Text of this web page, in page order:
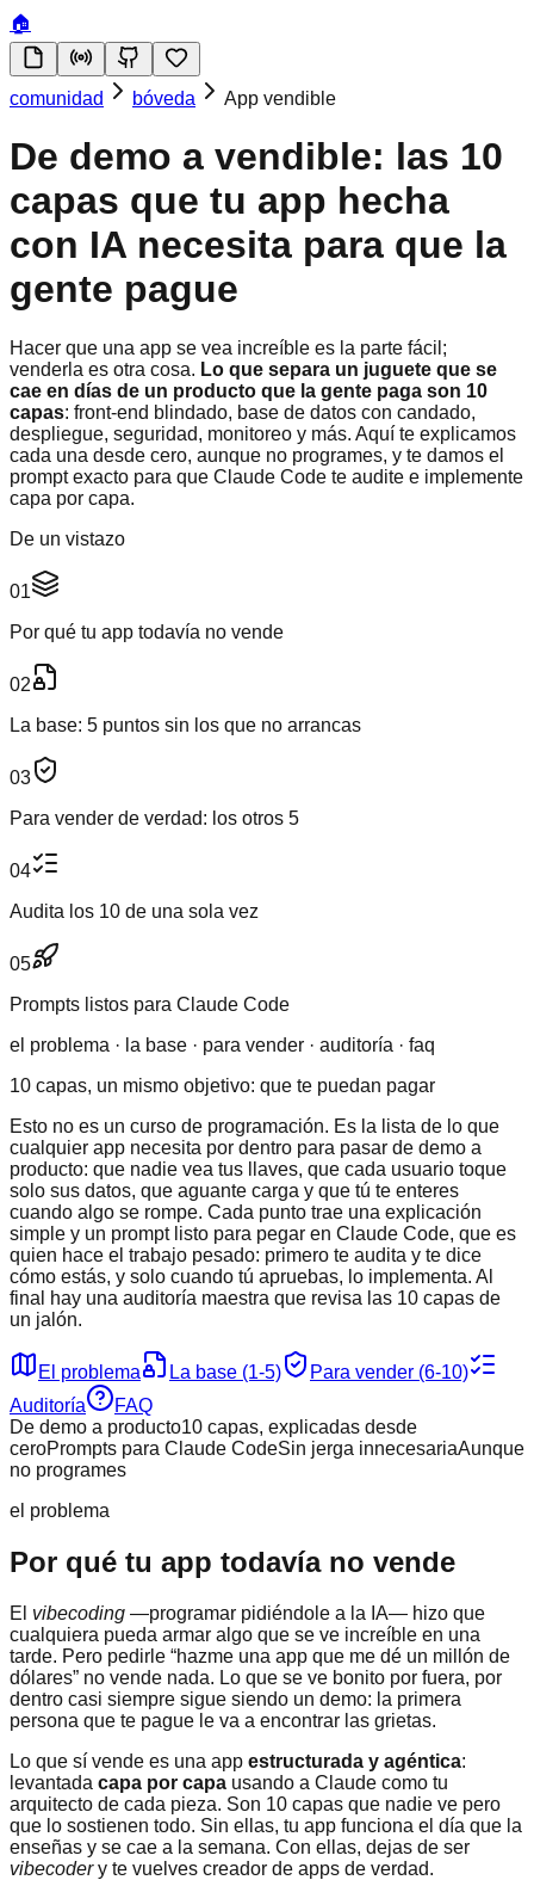
🏠
comunidad bóveda App vendible
De demo a vendible: las 10
capas que tu app hecha
con IA necesita para que la
gente pague
Hacer que una app se vea increíble es la parte fácil;
venderla es otra cosa. Lo que separa un juguete que se
cae en días de un producto que la gente paga son 10
capas: front-end blindado, base de datos con candado,
despliegue, seguridad, monitoreo y más. Aquí te explicamos
cada una desde cero, aunque no programes, y te damos el
prompt exacto para que Claude Code te audite e implemente
capa por capa.
De un vistazo
01
Por qué tu app todavía no vende
02
La base: 5 puntos sin los que no arrancas
03
Para vender de verdad: los otros 5
04
Audita los 10 de una sola vez
05
Prompts listos para Claude Code
el problema · la base · para vender · auditoría · faq
10 capas, un mismo objetivo: que te puedan pagar
Esto no es un curso de programación. Es la lista de lo que
cualquier app necesita por dentro para pasar de demo a
producto: que nadie vea tus llaves, que cada usuario toque
solo sus datos, que aguante carga y que tú te enteres
cuando algo se rompe. Cada punto trae una explicación
simple y un prompt listo para pegar en Claude Code, que es
quien hace el trabajo pesado: primero te audita y te dice
cómo estás, y solo cuando tú apruebas, lo implementa. Al
final hay una auditoría maestra que revisa las 10 capas de
un jalón.
El problema La base (1-5)
Para vender (6-10)
Auditoría
FAQ
De demo a producto10 capas, explicadas desde
ceroPrompts para Claude CodeSin jerga innecesariaAunque
no programes
el problema
Por qué tu app todavía no vende
El vibecoding —programar pidiéndole a la IA— hizo que
cualquiera pueda armar algo que se ve increíble en una
tarde. Pero pedirle “hazme una app que me dé un millón de
dólares” no vende nada. Lo que se ve bonito por fuera, por
dentro casi siempre sigue siendo un demo: la primera
persona que te pague le va a encontrar las grietas.
Lo que sí vende es una app estructurada y agéntica:
levantada capa por capa usando a Claude como tu
arquitecto de cada pieza. Son 10 capas que nadie ve pero
que lo sostienen todo. Sin ellas, tu app funciona el día que la
enseñas y se cae a la semana. Con ellas, dejas de ser
vibecodery te vuelves creador de apps de verdad.